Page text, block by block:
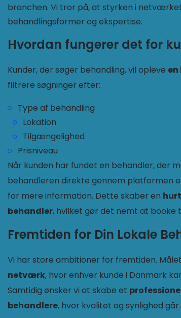
branchen. Vi tror på, at styrken i
behandlingsformer og ekspertise.
Hvordan fungerer det for
Kunder, der søger behandling, vil opleve
filtrere søgninger efter:
Type af behandling
Lokation
Tilgængelighed
Prisniveau
Når kunden har fundet en behandler, der
behandleren direkte gennem platformen
for mere information. Dette skaber en
behandler, hvilket gør det nemt at booke
Fremtiden for Din Lokale
Vi har store ambitioner for fremtiden.
netværk, hvor enhver kunde i Danmark
Samtidig ønsker vi at skabe et
behandlere, hvor kvalitet og synlighed går